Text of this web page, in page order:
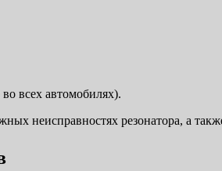
во всех автомобилях).
неисправностях резонатора, а